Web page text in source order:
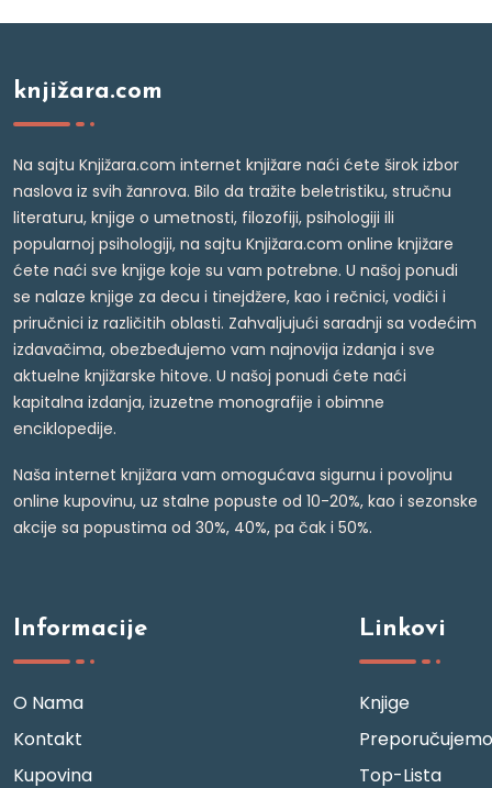
knjižara.com
Na sajtu Knjižara.com internet knjižare naći ćete širok izbor
naslova iz svih žanrova. Bilo da tražite beletristiku, stručnu
literaturu, knjige o umetnosti, filozofiji, psihologiji ili
popularnoj psihologiji, na sajtu Knjižara.com online knjižare
ćete naći sve knjige koje su vam potrebne. U našoj ponudi
se nalaze knjige za decu i tinejdžere, kao i rečnici, vodiči i
priručnici iz različitih oblasti. Zahvaljujući saradnji sa vodećim
izdavačima, obezbeđujemo vam najnovija izdanja i sve
aktuelne knjižarske hitove. U našoj ponudi ćete naći
kapitalna izdanja, izuzetne monografije i obimne
enciklopedije.
Naša internet knjižara vam omogućava sigurnu i povoljnu
online kupovinu, uz stalne popuste od 10-20%, kao i sezonske
akcije sa popustima od 30%, 40%, pa čak i 50%.
Informacije
O Nama
Kontakt
Kupovina
Linkovi
Knjige
Preporučujemo
Top-Lista